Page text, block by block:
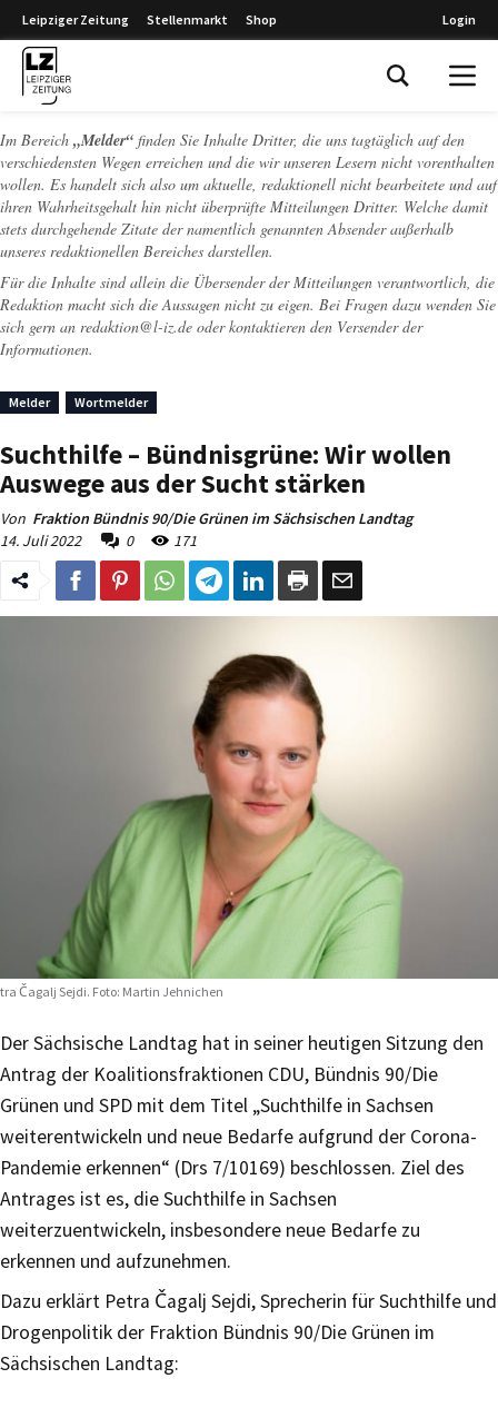
Leipziger Zeitung Stellenmarkt Shop Login
Im Bereich „Melder“ finden Sie Inhalte Dritter, die uns tagtäglich auf den
verschiedensten Wegen erreichen und die wir unseren Lesern nicht vorenthalten
wollen. Es handelt sich also um aktuelle, redaktionell nicht bearbeitete und auf
ihren Wahrheitsgehalt hin nicht überprüfte Mitteilungen Dritter. Welche damit
stets durchgehende Zitate der namentlich genannten Absender außerhalb
unseres redaktionellen Bereiches darstellen.
Für die Inhalte sind allein die Übersender der Mitteilungen verantwortlich, die
Redaktion macht sich die Aussagen nicht zu eigen. Bei Fragen dazu wenden Sie
sich gern an redaktion@l-iz.de oder kontaktieren den Versender der
Informationen.
Melder Wortmelder
Suchthilfe – Bündnisgrüne: Wir wollen
Auswege aus der Sucht stärken
Von Fraktion Bündnis 90/Die Grünen im Sächsischen Landtag
14. Juli 2022
0 171
Čagalj Sejdi. Foto: Martin Jehnichen
Der Sächsische Landtag hat in seiner heutigen Sitzung den
Antrag der Koalitionsfraktionen CDU, Bündnis 90/Die
Grünen und SPD mit dem Titel „Suchthilfe in Sachsen
weiterentwickeln und neue Bedarfe aufgrund der Corona-
Pandemie erkennen“ (Drs 7/10169) beschlossen. Ziel des
Antrages ist es, die Suchthilfe in Sachsen
weiterzuentwickeln, insbesondere neue Bedarfe zu
erkennen und aufzunehmen.
Dazu erklärt Petra Čagalj Sejdi, Sprecherin für Suchthilfe und
Drogenpolitik der Fraktion Bündnis 90/Die Grünen im
Sächsischen Landtag: